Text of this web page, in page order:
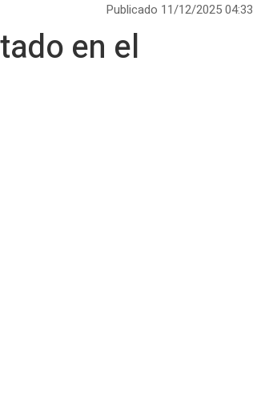
Publicado 11/12/2025 04:33
en el